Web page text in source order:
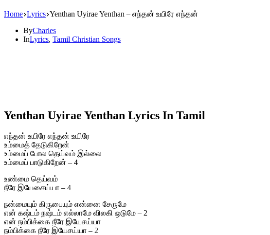
Home Lyrics Yenthan Uyirae Yenthan – எந்தன் உயிரே எந்தன்
ByCharles
InLyrics, Tamil Christian Songs
Yenthan Uyirae Yenthan Lyrics In Tamil
எந்தன் உயிரே எந்தன் உயிரே
உம்மைத் தேடுகிறேன்
உம்மைப் போல தெய்வம் இல்லை
உம்மைப் பாடுகிறேன் – 4
உண்மை தெய்வம்
நீரே இயேசைய்யா – 4
நன்மையும் கிருபையும் என்னை சேருமே
என் கஷ்டம் நஷ்டம் எல்லாமே விலகி ஒடுமே – 2
என் நம்பிக்கை நீரே இயேசய்யா
நம்பிக்கை நீரே இயேசய்யா – 2